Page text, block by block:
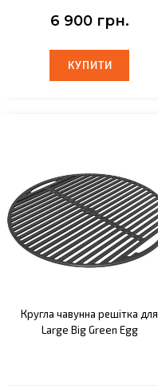
6 900 грн.
КУПИТИ
КУПИТИ
Кругла чавунна решітка для
Large Big Green Egg